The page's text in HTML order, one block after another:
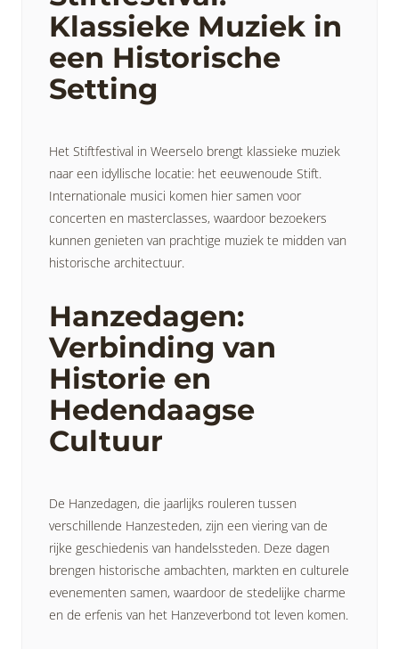
Klassieke Muziek in
een Historische
Setting
Het Stiftfestival in Weerselo brengt klassieke muziek
naar een idyllische locatie: het eeuwenoude Stift.
Internationale musici komen hier samen voor
concerten en masterclasses, waardoor bezoekers
kunnen genieten van prachtige muziek te midden van
historische architectuur.
Hanzedagen:
Verbinding van
Historie en
Hedendaagse
Cultuur
De Hanzedagen, die jaarlijks rouleren tussen
verschillende Hanzesteden, zijn een viering van de
rijke geschiedenis van handelssteden. Deze dagen
brengen historische ambachten, markten en culturele
evenementen samen, waardoor de stedelijke charme
en de erfenis van het Hanzeverbond tot leven komen.